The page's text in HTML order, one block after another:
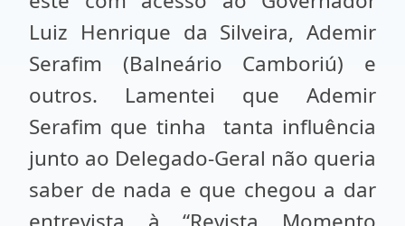
Luiz Henrique da Silveira, Ademir
Serafim (Balneário Camboriú) e
outros. Lamentei que Ademir
Serafim que tinha tanta influência
junto ao Delegado-Geral não queria
saber de nada e que chegou a dar